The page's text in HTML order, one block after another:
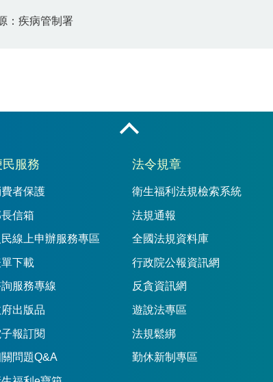
：疾病管制署
民服務
者保護
信箱
民線上申辦服務專區
下載
服務專線
出版品
報訂閱
問題Q&A
法令規章
衛生福利法規檢索系統
法規通報
全國法規資料庫
行政院公報資訊網
反貪資訊網
遊說法專區
法規鬆綁
勤休新制專區